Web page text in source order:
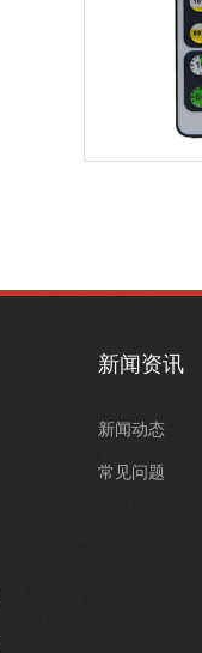
新闻资讯
新闻动态
常见问题